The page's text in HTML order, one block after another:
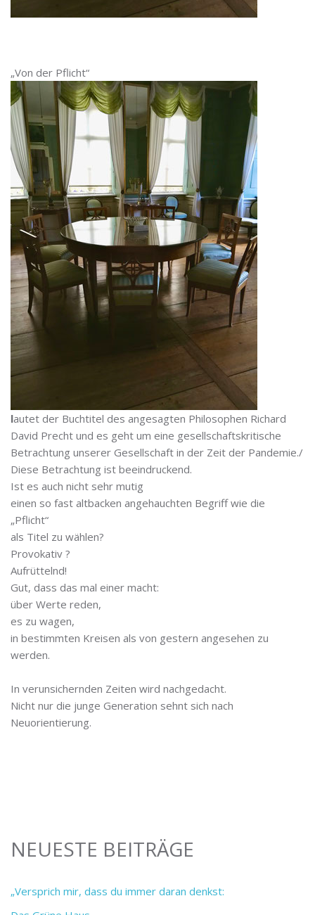
„Von der Pflicht“
lautet der Buchtitel des angesagten Philosophen Richard
David Precht und es geht um eine gesellschaftskritische
Betrachtung unserer Gesellschaft in der Zeit der Pandemie./
Diese Betrachtung ist beeindruckend.
Ist es auch nicht sehr mutig
einen so fast altbacken angehauchten Begriff wie die
„Pflicht“
als Titel zu wählen?
Provokativ ?
Aufrüttelnd!
Gut, dass das mal einer macht:
über Werte reden,
es zu wagen,
in bestimmten Kreisen als von gestern angesehen zu
werden.
In verunsichernden Zeiten wird nachgedacht.
Nicht nur die junge Generation sehnt sich nach
Neuorientierung.
NEUESTE BEITRÄGE
„Versprich mir, dass du immer daran denkst: